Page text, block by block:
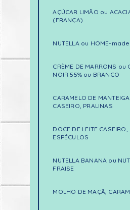
AÇÚCAR LIMÃO ou
(FRANÇA)
NUTELLA ou HOME-
CRÈME DE MARRONS ou
NOIR 55% ou BRANCO
CARAMELO DE
CASEIRO, PRALINAS
DOCE DE LEITE CASEIRO,
ESPÉCULOS
NUTELLA BANANA ou
FRAISE
MOLHO DE MAÇÃ,